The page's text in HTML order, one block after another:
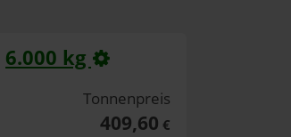
6.000 kg
Tonnenpreis
409,60 €